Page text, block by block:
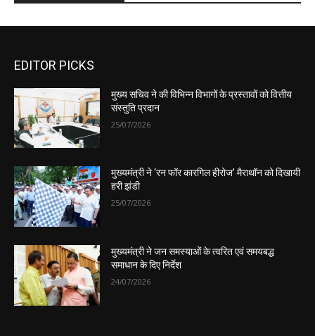
EDITOR PICKS
मुख्य सचिव ने की विभिन्न विभागों के प्रस्तावों को वित्तीय
संस्तुति प्रदान
25/07/2026
मुख्यमंत्री ने ‘रन फॉर कारगिल हीरोज’ मैराथॉन को दिखायी
हरी झंडी
25/07/2026
मुख्यमंत्री ने जन समस्याओं के त्वरित एवं समयबद्ध
समाधान के दिए निर्देश
24/07/2026